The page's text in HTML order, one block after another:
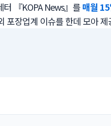
터 『KOPA News』를매월
포장업계 이슈를 한데 모아